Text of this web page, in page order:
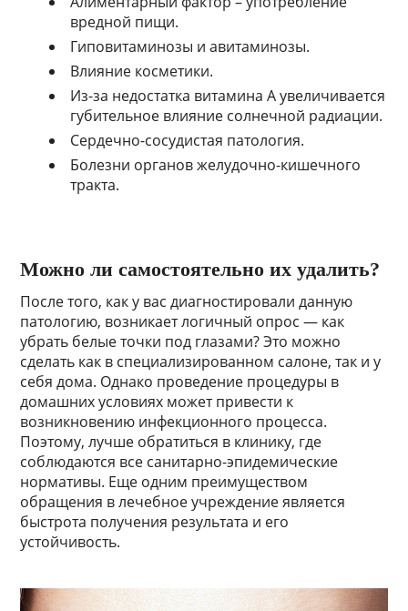
вредной пищи.
Гиповитаминозы и авитаминозы.
Влияние косметики.
Из-за недостатка витамина А увеличивается
губительное влияние солнечной радиации.
Сердечно-сосудистая патология.
Болезни органов желудочно-кишечного
тракта.
Можно ли самостоятельно их удалить?
После того, как у вас диагностировали данную
патологию, возникает логичный опрос — как
убрать белые точки под глазами? Это можно
сделать как в специализированном салоне, так и у
себя дома. Однако проведение процедуры в
домашних условиях может привести к
возникновению инфекционного процесса.
Поэтому, лучше обратиться в клинику, где
соблюдаются все санитарно-эпидемические
нормативы. Еще одним преимуществом
обращения в лечебное учреждение является
быстрота получения результата и его
устойчивость.